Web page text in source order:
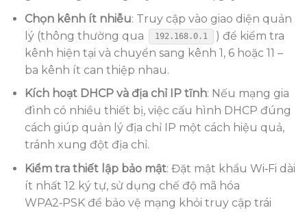
Chọn kênh ít nhiễu: Truy cập vào giao diện quản
lý (thông thường qua
192.168.0.1
) để kiểm tra
kênh hiện tại và chuyển sang kênh 1, 6 hoặc 11 –
ba kênh ít can thiệp nhau.
Kích hoạt DHCP và địa chỉ IP tĩnh: Nếu mạng gia
đình có nhiều thiết bị, việc cấu hình DHCP đúng
cách giúp quản lý địa chỉ IP một cách hiệu quả,
tránh xung đột địa chỉ.
Kiểm tra thiết lập bảo mật: Đặt mật khẩu Wi‑Fi dài
ít nhất 12 ký tự, sử dụng chế độ mã hóa
WPA2‑PSK để bảo vệ mạng khỏi truy cập trái